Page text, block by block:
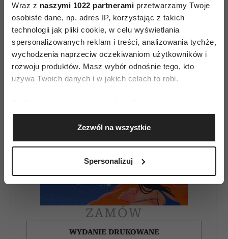
Wraz z naszymi 1022 partnerami przetwarzamy Twoje
osobiste dane, np. adres IP, korzystając z takich
technologii jak pliki cookie, w celu wyświetlania
spersonalizowanych reklam i treści, analizowania tychże,
wychodzenia naprzeciw oczekiwaniom użytkowników i
rozwoju produktów. Masz wybór odnośnie tego, kto
używa Twoich danych i w jakich celach to robi.
Jeśli wyrazisz na to zgodę, chcielibyśmy również:
Gromadzić dane dotyczące Twojej lokalizacji
geograficznej z dokładnością nawet do kilku metrów
Identyfikować Twoje urządzenie, aktywnie
(fingerprinting, czyli wirtualny odcisk palca)
dane są przetwarzane oraz ustaw własne preferencje w
sekcji szczegółów. W Deklaracji plików cookie możesz
zmienić lub wycofać swoją zgodę w dowolnej chwili.
Zezwól na wszystkie
Spersonalizuj
AUTOPROMOCJA
ZAMÓW
WYDANIE DRUKOWANE